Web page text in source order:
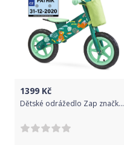
1399 Kč
Dětské odrážedlo Zap značky Toyz, dřevěné, barva zelená, s osobní SPZ Text na SPZ: MiniSagan, Barva SPZ: modrá